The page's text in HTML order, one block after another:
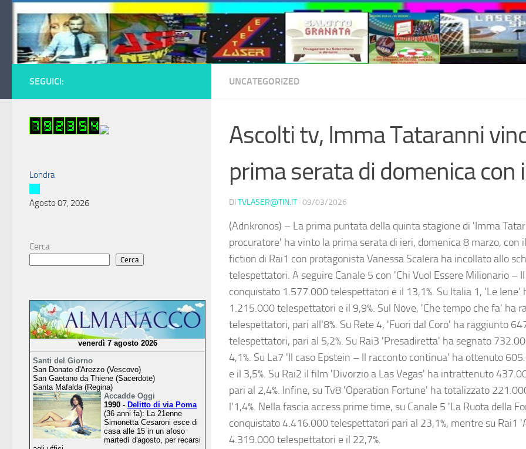
Salta al contenuto
UNCATEGORIZED
Ascolti tv, Imma Tataranni
prima serata di domenica con
DI TVLASER@TIN.IT · 09/03/2026
(Adnkronos) – La prima puntata della quinta stagione di 'Imma
procuratore' ha vinto la prima serata di ieri, domenica 8 marzo, con
fiction di Rai1 con protagonista Vanessa Scalera ha incollato allo
telespettatori. A seguire Canale 5 con 'Chi Vuol Essere Milionario –
conquistato 1.577.000 telespettatori e il 13,1%. Su Italia 1, 'Le Iene'
1.215.000 telespettatori e il 9,9%. Sul Nove, 'Che tempo che fa' ha
telespettatori, pari all'8%. Su Rete 4, 'Fuori dal Coro' ha raggiunto
telespettatori, pari al 5,2%. Su Rai3 'Presadiretta' ha segnato
4,1%. Su La7 'Il caso Epstein – Il racconto continua' ha ottenuto
e il 3,5%. Su Rai2 il film 'Divorzio a Las Vegas' ha intrattenuto
pari al 2,4%. Infine, su Tv8 'Operation Fortune' ha totalizzato
l'1,4%. Nella fascia access prime time, su Canale 5 'La Ruota della
conquistato 4.416.000 telespettatori pari al 23,1%, mentre su Rai1
4.319.000 telespettatori e il 22,7%.
SEGUICI:
Londra
Agosto 07, 2026
Cerca
Cerca